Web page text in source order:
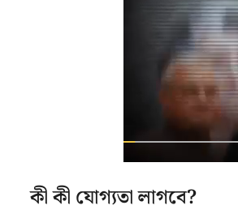
কী কী যোগ্যতা লাগবে?